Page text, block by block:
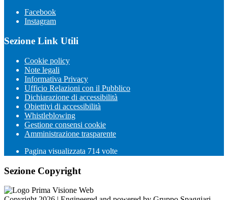
Facebook
Instagram
Sezione Link Utili
Cookie policy
Note legali
Informativa Privacy
Ufficio Relazioni con il Pubblico
Dichiarazione di accessibilità
Obiettivi di accessibilità
Whistleblowing
Gestione consensi cookie
Amministrazione trasparente
Pagina visualizzata 714 volte
Sezione Copyright